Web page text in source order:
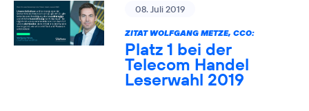
08. Juli 2019
ZITAT WOLFGANG METZE, CCO:
Platz 1 bei der
Telecom Handel
Leserwahl 2019